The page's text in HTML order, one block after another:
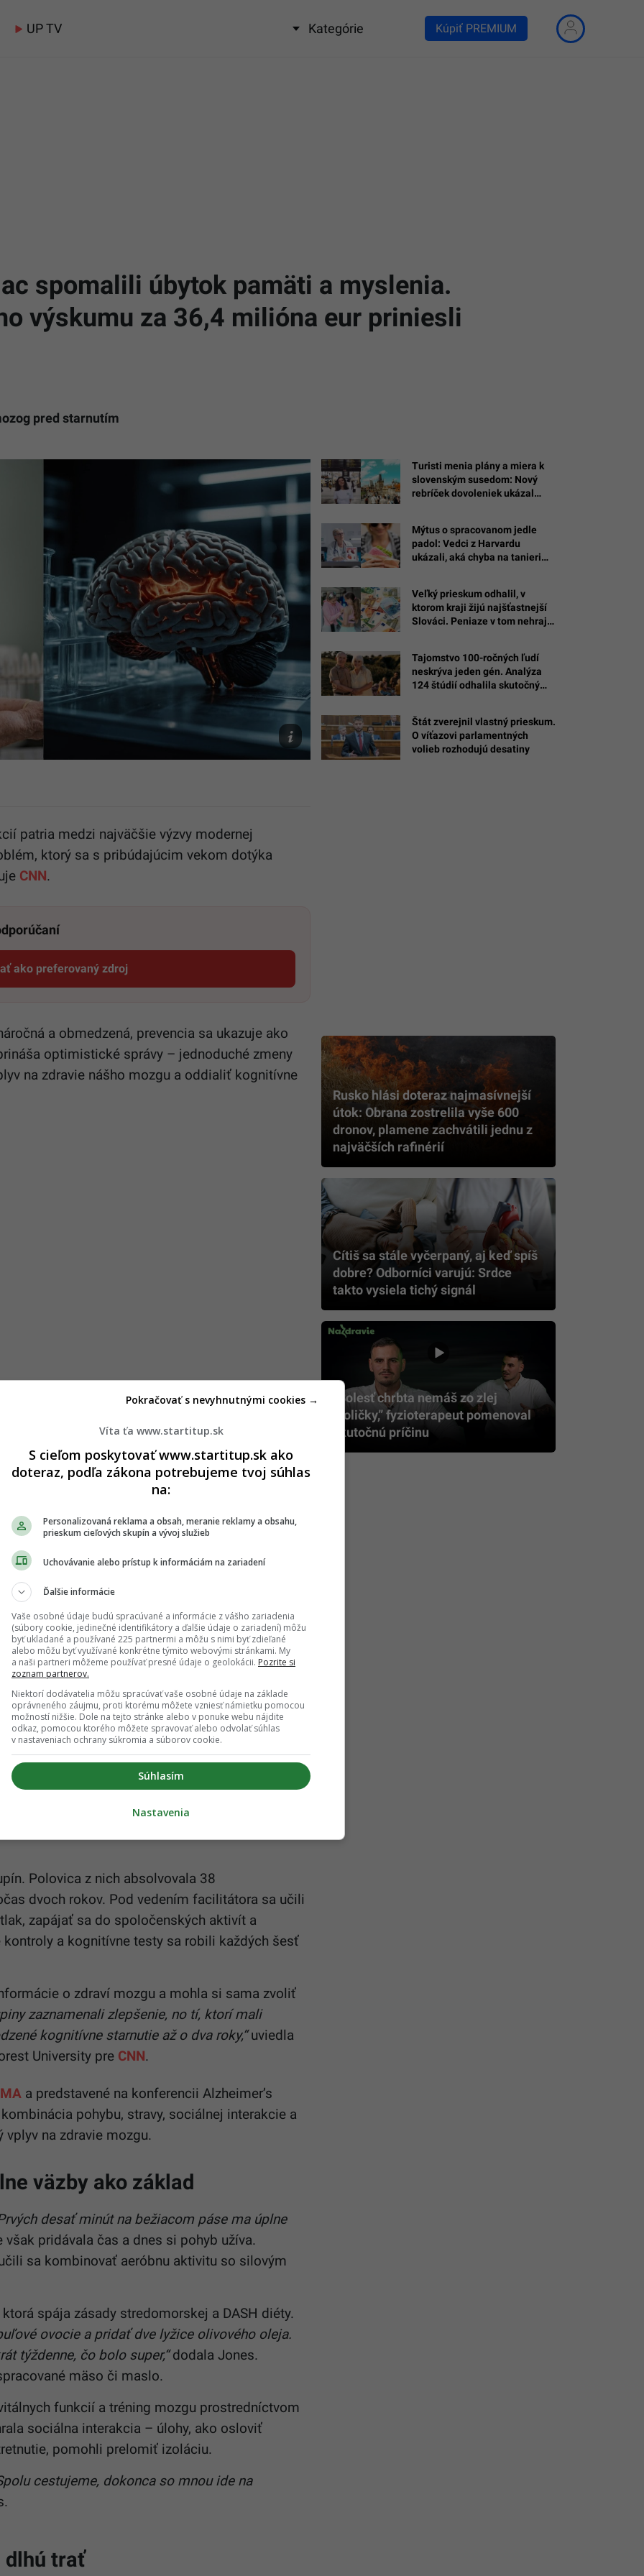
UP TV Kategórie Kúpiť PREMIUM
spomalili úbytok pamäti a myslenia.
výskumu za 36,4 milióna eur priniesli
pred starnutím
Ilustračné
foto
Unsplash/NCI,
AI
patria medzi najväčšie výzvy modernej
ktorý sa s pribúdajúcim vekom dotýka
CNN.
ako preferovaný zdroj
Startitup, odkaz sa otvorí v novom okne
a obmedzená, prevencia sa ukazuje ako
optimistické správy – jednoduché zmeny
na zdravie nášho mozgu a oddialiť kognitívne
, najväčší americký klinický výskum
sociálnom živote a sledovaní zdravia
ľudí.
ako 2 100 účastníkov, naznačujú, že zmeny
mozgu aj bez použitia liekov.
Phyllis Jones. Tá mala 62 rokov, keď jej život
a toxické pracovné prostredie ju dostali do
na zdravotnú dovolenku a jej depresia sa
Mama, nemyslel som si, že v tomto veku
spomína Jones. Práve vtedy objavila
v USA, ktorý skúma, či zmeny životného
starších ľudí. Do projektu sa zapojilo 2111
so sedavým spôsobom života a rizikovými
krvný tlak.
Polovica z nich absolvovala 38
dvoch rokov. Pod vedením facilitátora sa učili
zapájať sa do spoločenských aktivít a
a kognitívne testy sa robili každých šesť
o zdraví mozgu a mohla si sama zvoliť
zaznamenali zlepšenie, no tí, ktorí mali
kognitívne starnutie až o dva roky,“uviedla
University pre CNN.
a predstavené na konferencii Alzheimer’s
pohybu, stravy, sociálnej interakcie a
na zdravie mozgu.
väzby ako základ
desať minút na bežiacom páse ma úplne
pridávala čas a dnes si pohyb užíva.
sa kombinovať aeróbnu aktivitu so silovým
spája zásady stredomorskej a DASH diéty.
ovocie a pridať dve lyžice olivového oleja.
týždenne, čo bolo super,“dodala Jones.
mäso či maslo.
funkcií a tréning mozgu prostredníctvom
sociálna interakcia – úlohy, ako osloviť
pomohli prelomiť izoláciu.
cestujeme, dokonca so mnou ide na
dlhú trať
Turisti menia plány a miera k
slovenským susedom: Nový
rebríček dovoleniek ukázal
Mýtus o spracovanom jedle
padol: Vedci z Harvardu
ukázali, aká chyba na tanieri
Veľký prieskum odhalil, v
ktorom kraji žijú najšťastnejší
Slováci. Peniaze v tom nehrajú
Tajomstvo 100-ročných ľudí
neskrýva jeden gén. Analýza
124 štúdií odhalila skutočný
Štát zverejnil vlastný prieskum.
O víťazovi parlamentných
volieb rozhodujú desatiny
Rusko hlási doteraz najmasívnejší
útok: Obrana zostrelila vyše 600
dronov, plamene zachvátili jednu z
najväčších rafinérií
Cítiš sa stále vyčerpaný, aj keď spíš
dobre? Odborníci varujú: Srdce
takto vysiela tichý signál
„Bolesť chrbta nemáš zo zlej
stoličky,” fyzioterapeut pomenoval
skutočnú príčinu
Víta ťa www.startitup.sk
S cieľom poskytovať www.startitup.sk ako
doteraz, podľa zákona potrebujeme tvoj súhlas
na:
Personalizovaná reklama a obsah, meranie reklamy a obsahu,
prieskum cieľových skupín a vývoj služieb
Uchovávanie alebo prístup k informáciám na zariadení
Ďalšie informácie
Vaše osobné údaje budú spracúvané a informácie z vášho zariadenia
(súbory cookie, jedinečné identifikátory a ďalšie údaje o zariadení) môžu
byť ukladané a používané 225 partnermi a môžu s nimi byť zdieľané
alebo môžu byť využívané konkrétne týmito webovými stránkami. My
a naši partneri môžeme používať presné údaje o geolokácii. Pozrite si
zoznam partnerov.
Niektorí dodávatelia môžu spracúvať vaše osobné údaje na základe
oprávneného záujmu, proti ktorému môžete vzniesť námietku pomocou
možností nižšie. Dole na tejto stránke alebo v ponuke webu nájdite
odkaz, pomocou ktorého môžete spravovať alebo odvolať súhlas
v nastaveniach ochrany súkromia a súborov cookie.
Súhlasím
Pokračovať s nevyhnutnými cookies →
Nastavenia